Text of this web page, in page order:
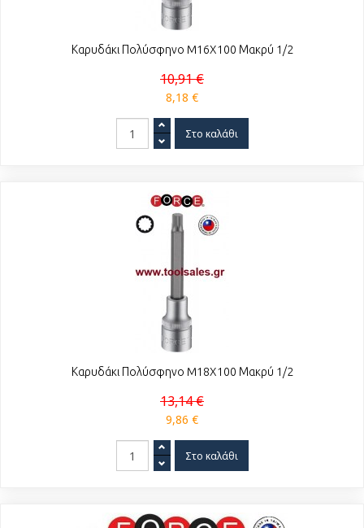
Καρυδάκι Πολύσφηνο M16X100 Μακρύ 1/2
10,91 €
8,18 €
Καρυδάκι Πολύσφηνο M18X100 Μακρύ 1/2
13,14 €
9,86 €